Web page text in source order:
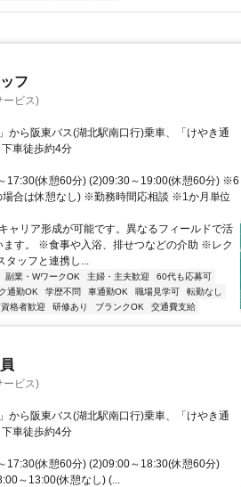
フ
ビス)
から阪東バス(湖北駅南口行)乗車、「けやき通
車徒歩約4分
17:30(休憩60分) (2)09:30～19:00(休憩60分) ※6
合は休憩なし) ※勤務時間応相談 ※1か月単位
ャリア形成が可能です。異なるフィールドで活
ます。 ※食事や入浴、排せつなどの介助 ※レク
タッフと連携し...
副業・WワークOK 主婦・主夫歓迎
60代も応募可
通勤OK 学歴不問 車通勤OK 職場見学可
転勤なし
格者歓迎 研修あり ブランクOK 交通費支給
ビス)
から阪東バス(湖北駅南口行)乗車、「けやき通
車徒歩約4分
17:30(休憩60分) (2)09:00～18:30(休憩60分)
～13:00(休憩なし) (...